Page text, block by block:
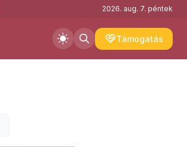
2026. aug. 7. péntek
Támogatás